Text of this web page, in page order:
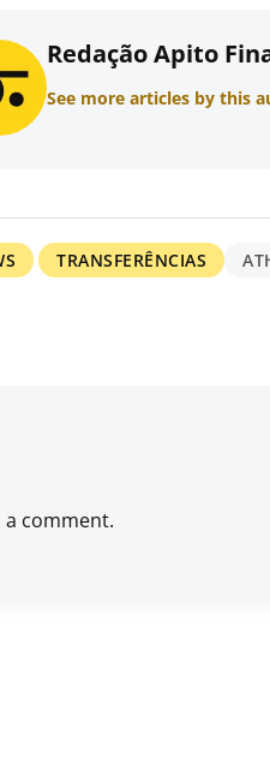
Redação Apito
See more articles by this
TRANSFERÊNCIAS
comment.